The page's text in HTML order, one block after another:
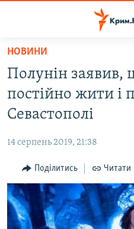
Перейти
основного
матеріалу
Перейти
до
основної
навігації
Перейти
до
пошуку
ВОДА.КРИМ
ВІДЕО ТА ФОТО
БЛОГИ
ПОГЛЯД
ІНТЕРВ'Ю
ВСЕ ЗА ДЕНЬ
НОВИНИ
Полунін заявив,
постійно жити і
Севастополі
14 серпень 2019, 21:38
Поділитись Читати